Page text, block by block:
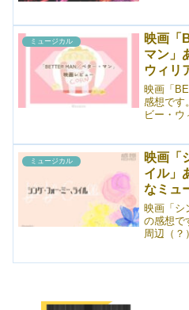
画。主
ン・ケリ
しさが、
ミュージカル
映画「
マン」
ウィリ
映画「
感想です
ビー・ウ
のこと
が、それ
ー・ウィ
いるのは
うち慣れ
「グレイ
手掛けて
ましたね
ミュージカル
映画「
イル」
なミュ
歌声に
映画「シ
の感想で
周辺（
くんの
ン・メ